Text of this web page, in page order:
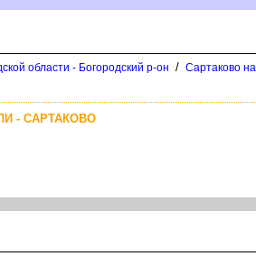
области - Богородский р-он / Сартаково
- САРТАКОВО